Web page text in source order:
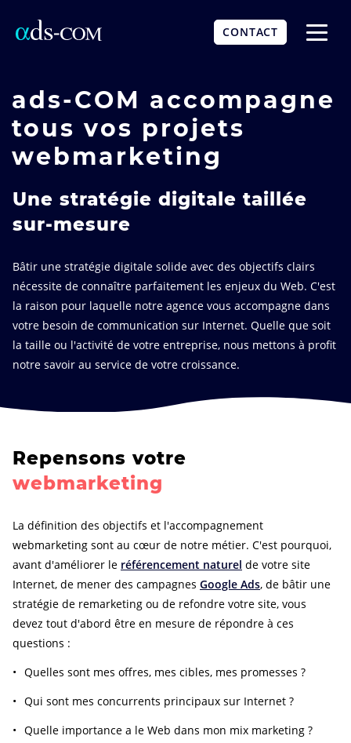
CONTACT
ads-COM accompagne
tous vos projets
webmarketing
Une stratégie digitale taillée
sur-mesure
Bâtir une stratégie digitale solide avec des objectifs clairs
nécessite de connaître parfaitement les enjeux du Web. C'est
la raison pour laquelle notre agence vous accompagne dans
votre besoin de communication sur Internet. Quelle que soit
la taille ou l'activité de votre entreprise, nous mettons à profit
notre savoir au service de votre croissance.
Repensons votre
webmarketing
La définition des objectifs et l'accompagnement
webmarketing sont au cœur de notre métier. C'est pourquoi,
avant d'améliorer le référencement naturel de votre site
Internet, de mener des campagnes Google Ads, de bâtir une
stratégie de remarketing ou de refondre votre site, vous
devez tout d'abord être en mesure de répondre à ces
questions :
Quelles sont mes offres, mes cibles, mes promesses ?
Qui sont mes concurrents principaux sur Internet ?
Quelle importance a le Web dans mon mix marketing ?